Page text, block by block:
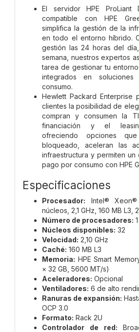
El servidor HPE ProLiant
compatible con HPE
simplifica la gestión de la
en todo el entorno híbrido.
gestión las 24 horas del
semana, nuestros expertos
tarea de gestionar tu
integrados en
consumo.
Hewlett Packard Enterprise
clientes la posibilidad de
compran y consumen la
financiación y el
ofreciendo opciones
bloqueado, aceleran las
infraestructura y permiten un
pago por consumo con HPE
Especificaciones
Procesador: Intel®
núcleos, 2,1 GHz, 160 MB L3,
Número de procesadores:
Núcleos disponibles: 32
Velocidad: 2,10 GHz
Caché: 160 MB L3
Memoria: HPE Smart
× 32 GB, 5600 MT/s)
Aceleradores: Opcional
Ventiladores: 6 de alto
Ranuras de expansión:
OCP 3.0
Formato: Rack 2U
Controlador de red: